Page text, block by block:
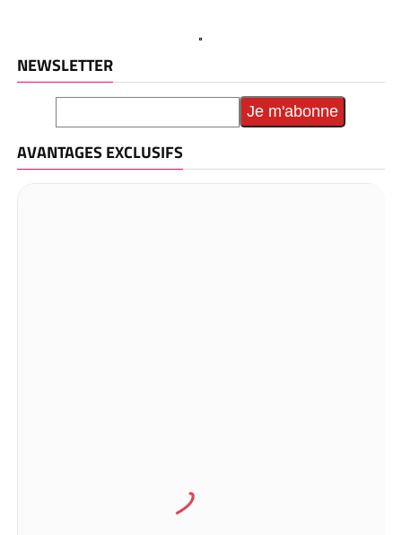
NEWSLETTER
AVANTAGES EXCLUSIFS